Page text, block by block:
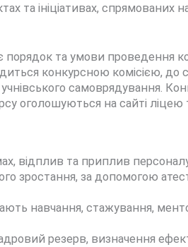
та ініціативах, спрямованих
порядок та умови проведення
конкурсною комісією, до
самоврядування.
оголошуються на сайті
відплив та приплив
зростання, за допомогою
навчання, стажування,
резерв, визначення